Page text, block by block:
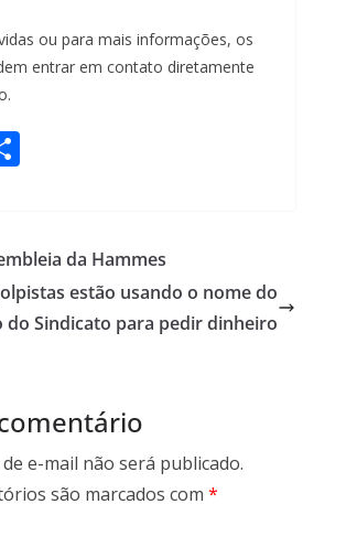
ou para mais informações, os
entrar em contato diretamente
e
da Hammes
estão usando o nome do
do Sindicato para pedir dinheiro
e-mail não será publicado.
são marcados com *